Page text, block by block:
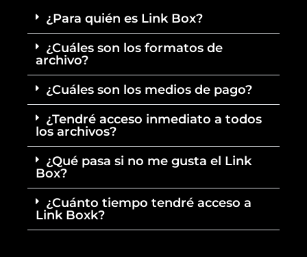
¿Para quién es Link Box?
¿Cuáles son los formatos de
archivo?
¿Cuáles son los medios de pago?
¿Tendré acceso inmediato a todos
los archivos?
¿Qué pasa si no me gusta el Link
Box?
¿Cuánto tiempo tendré acceso a
Link Boxk?